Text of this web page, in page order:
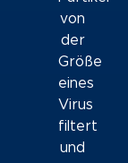
von
der
Größe
eines
Virus
filtert
und